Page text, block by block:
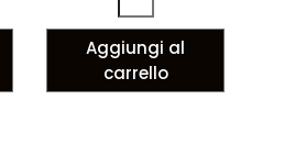
Aggiungi al
carrello